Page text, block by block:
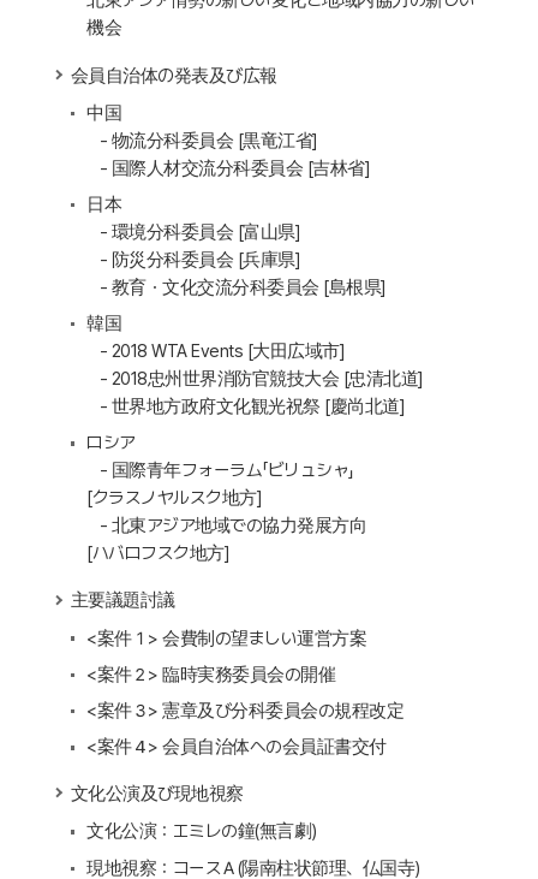
機会
会員自治体の発表及び広報
中国
- 物流分科委員会 [黒竜江省]
- 国際人材交流分科委員会 [吉林省]
日本
- 環境分科委員会 [富山県]
- 防災分科委員会 [兵庫県]
- 教育・文化交流分科委員会 [島根県]
韓国
- 2018 WTA Events [大田広域市]
- 2018忠州世界消防官競技大会 [忠清北道]
- 世界地方政府文化観光祝祭 [慶尚北道]
ロシア
- 国際青年フォーラム「ビリュシャ」
[クラスノヤルスク地方]
- 北東アジア地域での協力発展方向
[ハバロフスク地方]
主要議題討議
<案件１> 会費制の望ましい運営方案
<案件２> 臨時実務委員会の開催
<案件３> 憲章及び分科委員会の規程改定
<案件４> 会員自治体への会員証書交付
文化公演及び現地視察
文化公演：エミレの鐘(無言劇)
現地視察：コースＡ(陽南柱状節理、仏国寺)